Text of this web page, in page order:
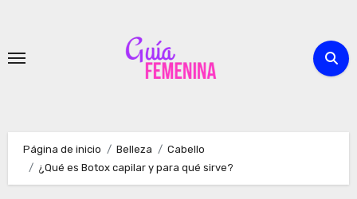
contenido
Página de inicio Belleza
Cabello
¿Qué es Botox capilar y para qué sirve?